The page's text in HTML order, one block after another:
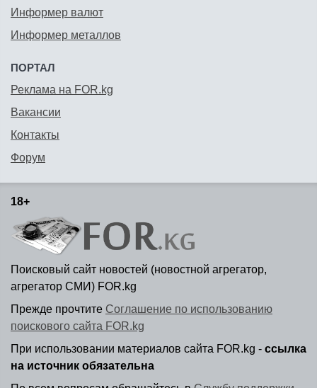
Информер валют
Информер металлов
ПОРТАЛ
Реклама на FOR.kg
Вакансии
Контакты
Форум
18+
Поисковый сайт новостей (новостной агрегатор,
агрегатор СМИ) FOR.kg
Прежде прочтите Соглашение по использованию
поискового сайта FOR.kg
При использовании материалов сайта FOR.kg - ссылка
на источник обязательна